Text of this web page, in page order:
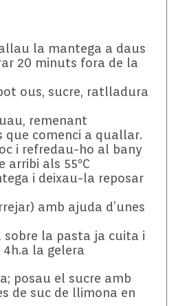
la mantega a daus
20 minuts fora de la
ous, sucre, ratlladura
remenant
comenci a quallar.
i refredau-ho al bany
arribi als 55ºC
i deixau-la reposar
amb ajuda d’unes
sobre la pasta ja cuita i
la gelera
posau el sucre amb
de suc de llimona en